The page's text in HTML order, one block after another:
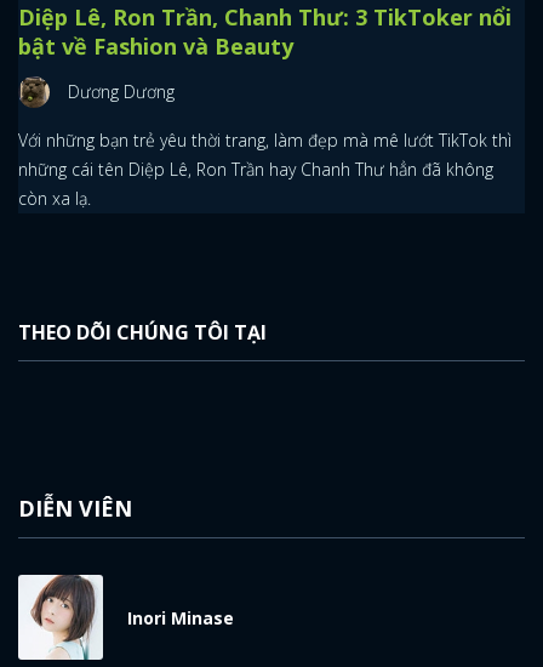
Diệp Lê, Ron Trần, Chanh Thư: 3 TikToker nổi
bật về Fashion và Beauty
Dương Dương
Với những bạn trẻ yêu thời trang, làm đẹp mà mê lướt TikTok thì
những cái tên Diệp Lê, Ron Trần hay Chanh Thư hẳn đã không
còn xa lạ.
THEO DÕI CHÚNG TÔI TẠI
DIỄN VIÊN
Inori Minase